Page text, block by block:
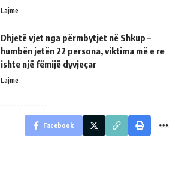
Lajme
Dhjetë vjet nga përmbytjet në Shkup –
humbën jetën 22 persona, viktima më e re
ishte një fëmijë dyvjeçar
Lajme
Facebook